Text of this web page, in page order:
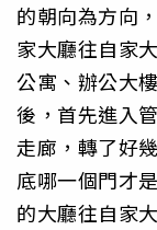
的朝向為方向
家大廳往自家
公寓、辦公大
後，首先進入
走廊，轉了好
底哪一個門才
的大廳往自家